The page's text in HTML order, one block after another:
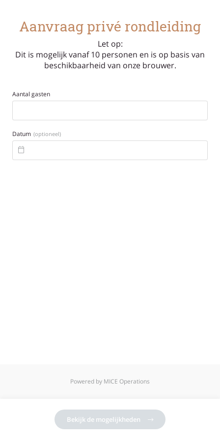
Aanvraag privé rondleiding
Let op:
Dit is mogelijk vanaf 10 personen en is op basis van
beschikbaarheid van onze brouwer.
Aantal gasten
Datum (optioneel)

Powered by MICE Operations
Bekijk de mogelijkheden